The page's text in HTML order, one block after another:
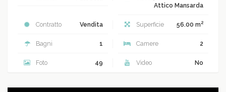
Attico Mansarda
Contratto Vendita Superficie 56.00 m2
Bagni 1 Camere 2
Foto 49 Video No